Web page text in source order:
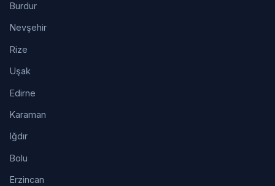
Burdur
Nevşehir
Rize
Uşak
Edirne
Karaman
Iğdır
Bolu
Erzincan